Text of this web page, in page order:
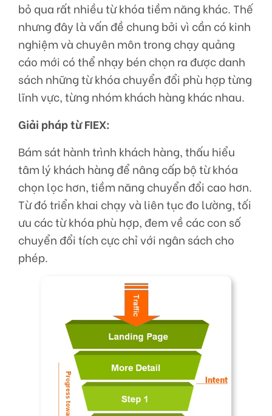
bỏ qua rất nhiều từ khóa tiềm năng khác. Thế
nhưng đây là vấn đề chung bởi vì cần có kinh
nghiệm và chuyên môn trong chạy quảng
cáo mới có thể nhạy bén chọn ra được danh
sách những từ khóa chuyển đổi phù hợp từng
lĩnh vực, từng nhóm khách hàng khác nhau.
Giải pháp từ FIEX:
Bám sát hành trình khách hàng, thấu hiểu
tâm lý khách hàng để nâng cấp bộ từ khóa
chọn lọc hơn, tiềm năng chuyển đổi cao hơn.
Từ đó triển khai chạy và liên tục đo lường, tối
ưu các từ khóa phù hợp, đem về các con số
chuyển đổi tích cực chỉ với ngân sách cho
phép.